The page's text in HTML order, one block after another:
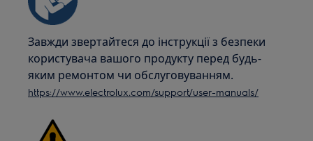
Завжди звертайтеся до інструкції з безпеки
користувача вашого продукту перед будь-
яким ремонтом чи обслуговуванням.
https://www.electrolux.com/support/user-manuals/